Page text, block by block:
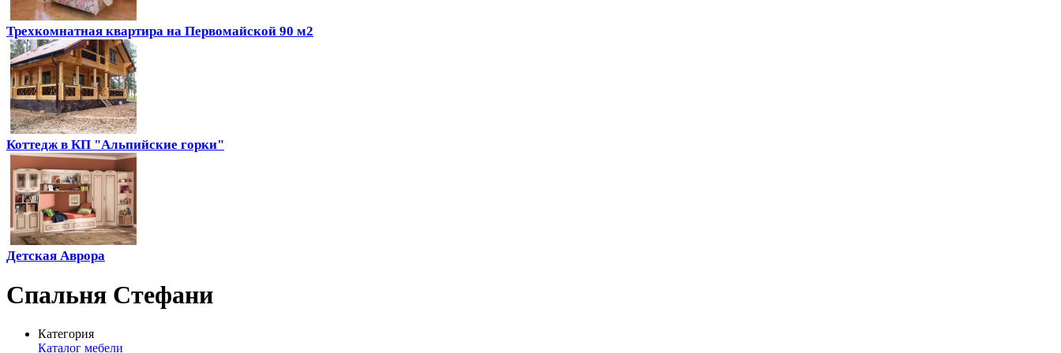
Трехкомнатная квартира на Первомайской 90 м2
Коттедж в КП "Альпийские горки"
Детская Аврора
Спальня Стефани
Категория
Каталог мебели